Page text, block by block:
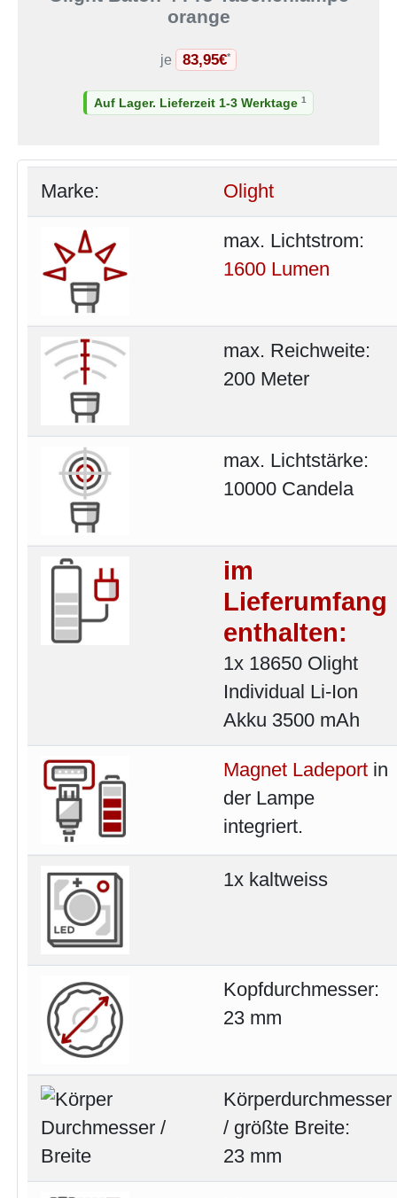
orange
je 83,95€*
Auf Lager. Lieferzeit 1-3 Werktage 1
Marke: Olight
max. Lichtstrom:
1600 Lumen
max. Reichweite:
200 Meter
max. Lichtstärke:
10000 Candela
im
Lieferumfang
enthalten:
1x 18650 Olight
Individual Li-Ion
Akku 3500 mAh
Magnet Ladeportin
der Lampe
integriert.
1x kaltweiss
Kopfdurchmesser:
23 mm
Körperdurchmesser
/ größte Breite:
23 mm